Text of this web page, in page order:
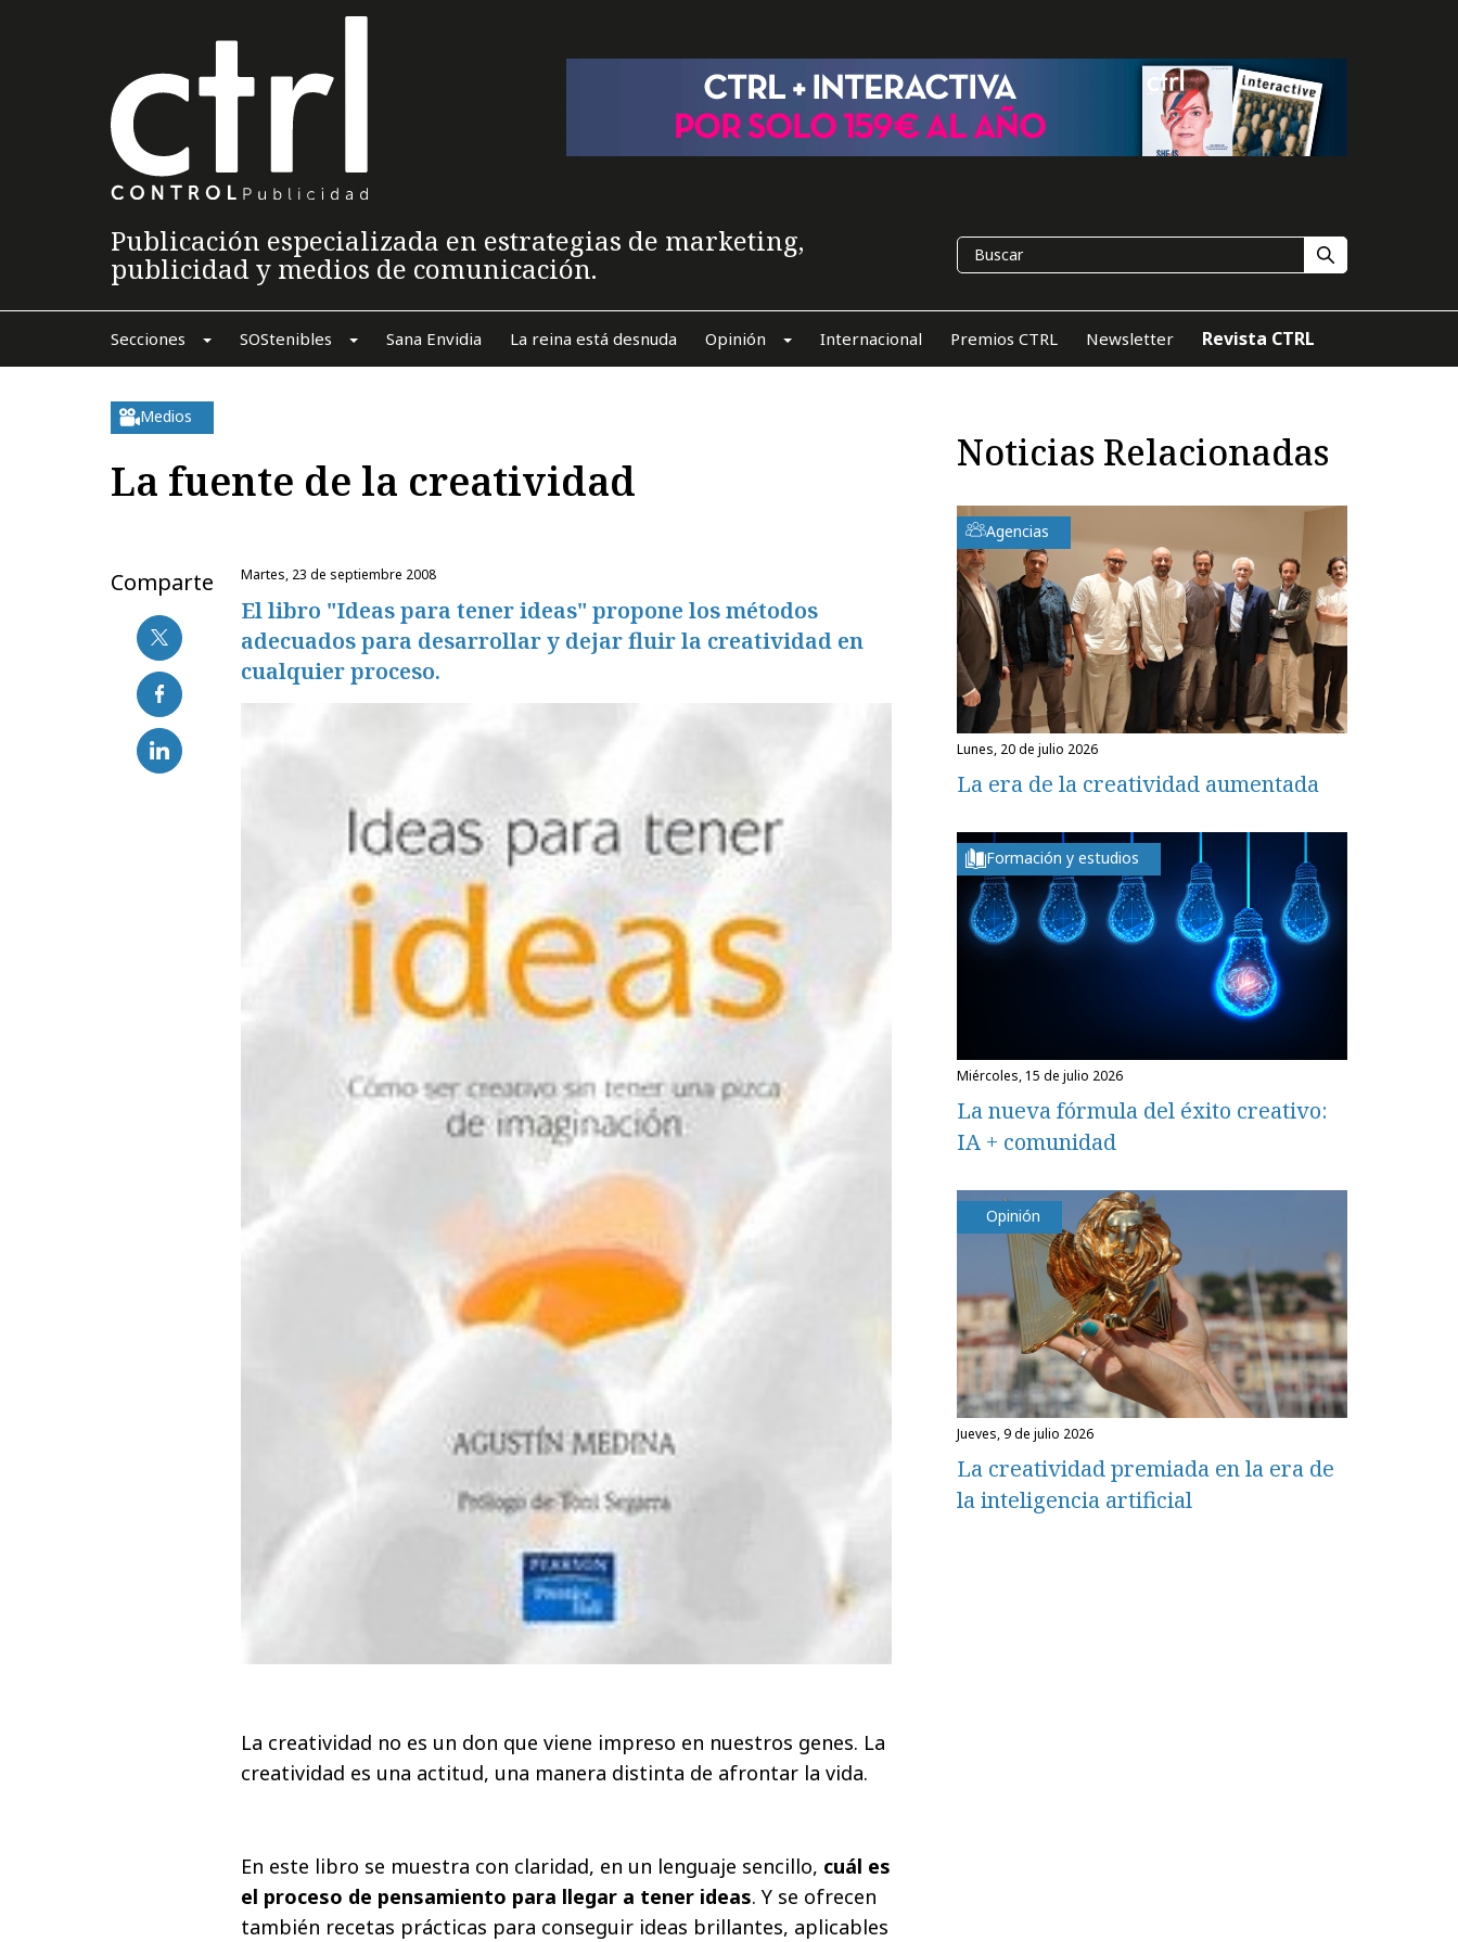
Publicación especializada en estrategias de marketing,
publicidad y medios de comunicación.
Secciones SOStenibles Sana Envidia La reina está desnuda Opinión Internacional Premios CTRL Newsletter Revista CTRL
Medios
La fuente de la creatividad
Comparte martes, 23 de septiembre 2008
El libro "Ideas para tener ideas" propone los métodos
adecuados para desarrollar y dejar fluir la creatividad en
cualquier proceso.
La creatividad no es un don que viene impreso en nuestros genes. La
creatividad es una actitud, una manera distinta de afrontar la vida.
En este libro se muestra con claridad, en un lenguaje sencillo, cuál es
el proceso de pensamiento para llegar a tener ideas. Y se ofrecen
también recetas prácticas para conseguir ideas brillantes, aplicables
Noticias Relacionadas
Agencias
lunes, 20 de julio 2026
La era de la creatividad aumentada
Formación y estudios
miércoles, 15 de julio 2026
La nueva fórmula del éxito creativo:
IA + comunidad
Opinión
jueves, 9 de julio 2026
La creatividad premiada en la era de
la inteligencia artificial